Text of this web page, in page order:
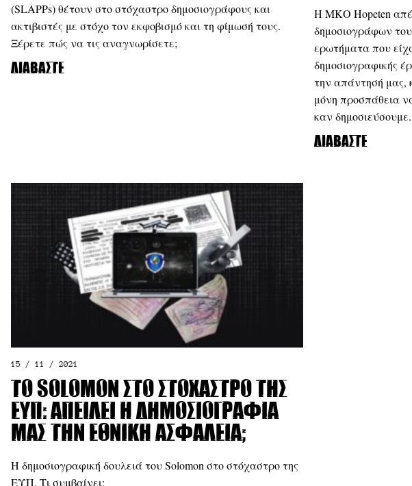
(SLAPPs) θέτουν στο στόχαστρο δημοσιογράφους και
ακτιβιστές με στόχο τον εκφοβισμό και τη φίμωσή τους.
Ξέρετε πώς να τις αναγνωρίσετε;
Διαβάστε
Η ΜΚΟ Hopeten
δημοσιογράφων του
ερωτήματα που
δημοσιογραφικής
την απάντησή μας,
μόνη προσπάθεια
καν δημοσιεύσουμε.
Διαβάστε
15 / 11 / 2021
Το Solomon στο στόχαστρο της
ΕΥΠ: Απειλεί η δημοσιογραφία
μας την εθνική ασφάλεια;
Η δημοσιογραφική δουλειά του Solomon στο στόχαστρο της
ΕΥΠ. Τι συμβαίνει;